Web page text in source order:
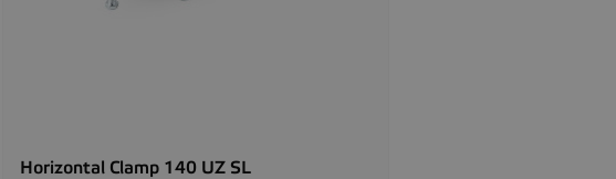
Horizontal Clamp 140 UZ SL